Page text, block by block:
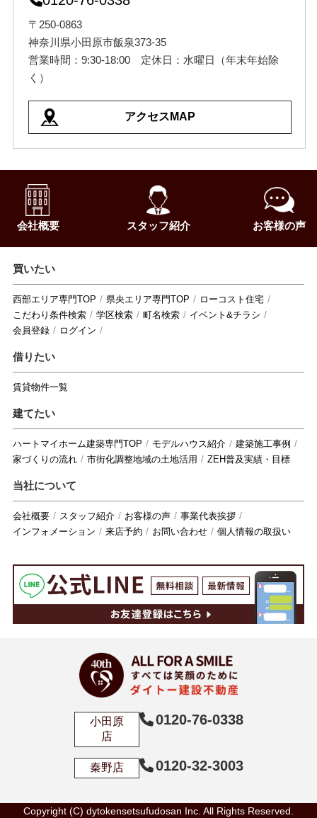
〒250-0863
神奈川県小田原市飯泉373-35
営業時間：9:30-18:00 定休日：水曜日（年末年始除
く）
アクセスMAP
会社概要 スタッフ紹介 お客様の声
買いたい
西部エリア専門TOP 県央エリア専門TOP
ローコスト住宅
こだわり条件検索
学区検索 町名検索
イベント&チラシ
会員登録
ログイン
借りたい
賃貸物件一覧
建てたい
ハートマイホーム建築専門TOP モデルハウス紹介
建築施工事例
家づくりの流れ
市街化調整地域の土地活用 ZEH普及実績・目標
当社について
会社概要 スタッフ紹介 お客様の声
事業代表挨拶
インフォメーション
来店予約 お問い合わせ 個人情報の取扱い
小田原
店
0120-76-0338
秦野店 0120-32-3003
Copyright (C) dytokensetsufudosan Inc. All Rights Reserved.